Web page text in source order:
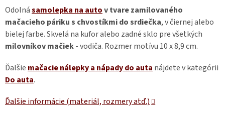
Odolnásamolepka na autov tvare zamilovaného
mačacieho páriku s chvostíkmi do srdiečka, v čiernej alebo
bielej farbe. Skvelá na kufor alebo zadné sklo pre všetkých
milovníkov mačiek- vodiča. Rozmer motívu 10 x 8,9 cm.
Ďalšie mačacie nálepky a nápady do auta nájdete v kategórii
Do auta.
Ďalšie informácie (materiál, rozmery atď.)